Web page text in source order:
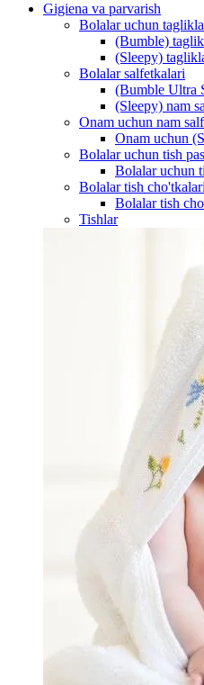
Gigiena va parvarish
Bolalar uchun
(Bumble)
(Sleepy)
Bolalar salfetkalari
(Bumble Ultra
(Sleepy) nam
Onam uchun nam
Onam uchun
Bolalar uchun tish
Bolalar uchun
Bolalar tish cho'tkalari
Bolalar tish
Tishlar